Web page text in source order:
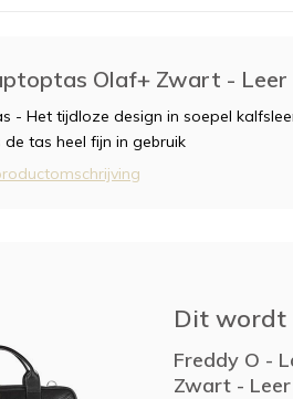
Olaf+ Zwart - Leer
- Het tijdloze design in soepel
tas heel fijn in gebruik
Dit wordt
Freddy O -
Zwart - Leer